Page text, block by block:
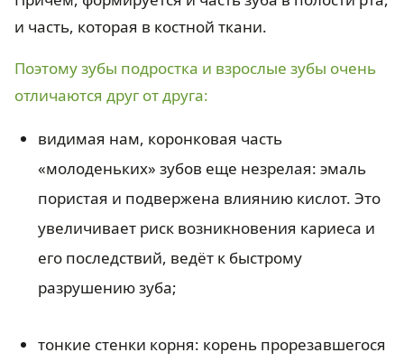
и часть, которая в костной ткани.
Поэтому зубы подростка и взрослые зубы очень
отличаются друг от друга:
видимая нам, коронковая часть
«молоденьких» зубов еще незрелая: эмаль
пористая и подвержена влиянию кислот. Это
увеличивает риск возникновения кариеса и
его последствий, ведёт к быстрому
разрушению зуба;
тонкие стенки корня: корень прорезавшегося